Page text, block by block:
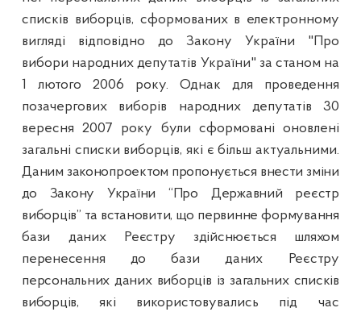
списків виборців, сформованих в електронному
вигляді відповідно до Закону України "Про
вибори народних депутатів України" за станом на
1 лютого 2006 року. Однак для проведення
позачергових виборів народних депутатів 30
вересня 2007 року були сформовані оновлені
загальні списки виборців, які є більш актуальними.
Даним законопроектом пропонується внести зміни
до Закону України “Про Державний реєстр
виборців” та встановити, що первинне формування
бази даних Реєстру здійснюється шляхом
перенесення до бази даних Реєстру
персональних даних виборців із загальних списків
виборців, які використовувались під час